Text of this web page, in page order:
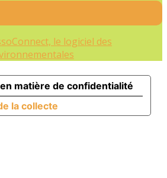
le logiciel des
la collecte
matière de confidentialité